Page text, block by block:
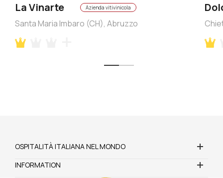
La Vinarte Azienda vitivinicola
Santa Maria Imbaro (CH), Abruzzo
OSPITALITÀ ITALIANA NEL MONDO
INFORMATION